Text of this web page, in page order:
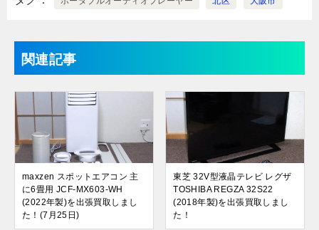
関連記事
maxzen スポットエアコン 主
に6畳用 JCF-MX603-WH
(2022年製)を出張買取しまし
た！(7月25日)
東芝 32V型液晶テレビ レグザ
TOSHIBA REGZA 32S22
(2018年製)を出張買取しまし
た！